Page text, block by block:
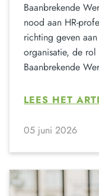
Baanbrekende
nood aan HR-
richting geven
organisatie, de rol
Baanbrekende
LEES HET
05 juni 2026